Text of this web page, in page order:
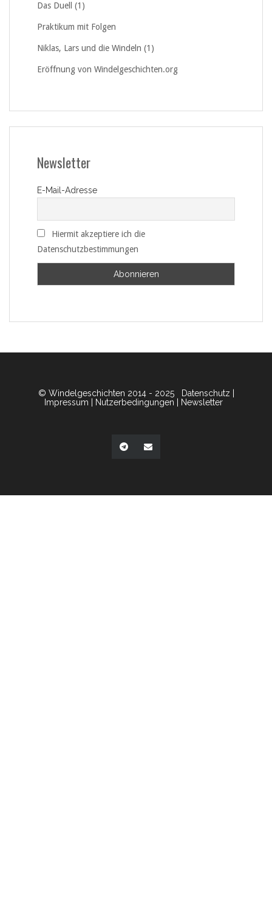
Das Duell (1)
Praktikum mit Folgen
Niklas, Lars und die Windeln (1)
Eröffnung von Windelgeschichten.org
Newsletter
E-Mail-Adresse
Hiermit akzeptiere ich die
Datenschutzbestimmungen
© Windelgeschichten 2014 - 2025 Datenschutz
Impressum
Nutzerbedingungen Newsletter